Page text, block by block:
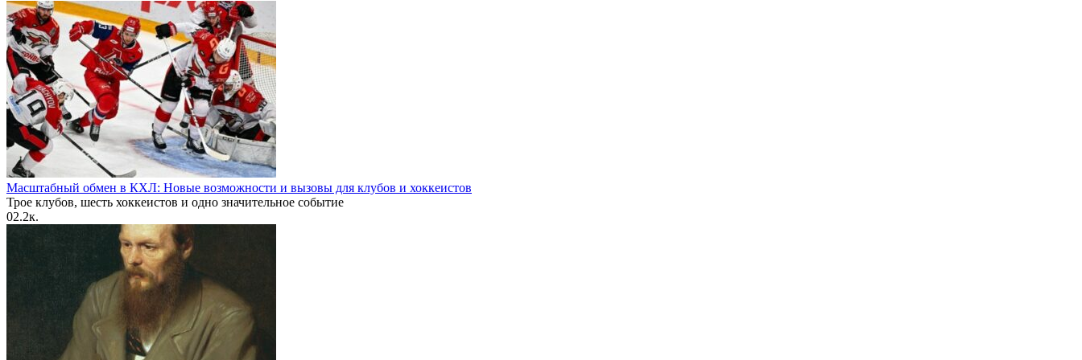
Масштабный обмен в КХЛ: Новые возможности и вызовы для клубов и хоккеистов
Трое клубов, шесть хоккеистов и одно значительное событие
02.2к.